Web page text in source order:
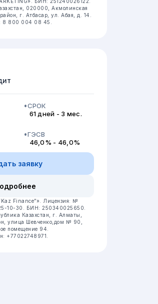
020000, Акмолинская
г. Атбасар, ул. Абая, д. 14.
8 800 004 08 45.
СРОК
61 дней - 3 мес.
ГЭСВ
46,0% - 46,0%
заявку
Finance”».
Лицензия: №
10-30.
БИН: 250340025650.
Казахстан, г. Алматы,
улица Шевченко,дом № 90,
помещение 94.
+77022748971.